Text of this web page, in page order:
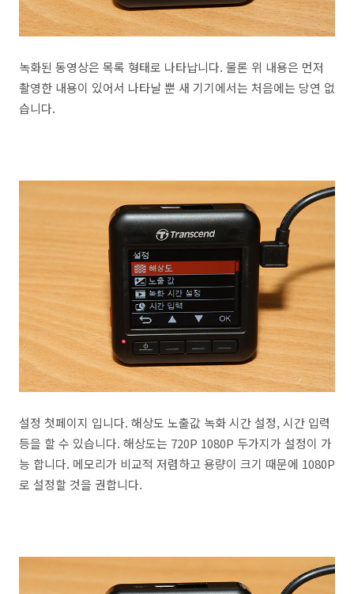
녹화된 동영상은 목록 형태로 나타납니다. 물론 위 내용은 먼저
촬영한 내용이 있어서 나타날 뿐 새 기기에서는 처음에는 당연 없
습니다.
설정 첫페이지 입니다. 해상도 노출값 녹화 시간 설정, 시간 입력
등을 할 수 있습니다. 해상도는 720P 1080P 두가지가 설정이 가
능 합니다. 메모리가 비교적 저렴하고 용량이 크기 때문에 1080P
로 설정할 것을 권합니다.